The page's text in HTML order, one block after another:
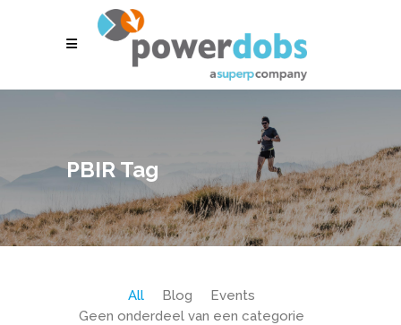
PBIR Tag
All Blog
Events
Geen onderdeel van een categorie